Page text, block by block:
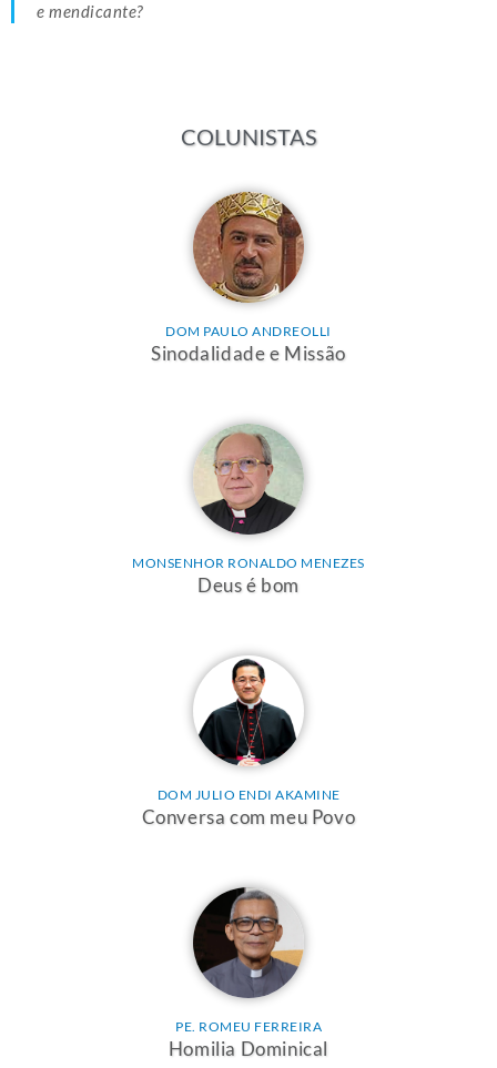
e mendicante?
COLUNISTAS
DOM PAULO ANDREOLLI
Sinodalidade e Missão
MONSENHOR RONALDO MENEZES
Deus é bom
DOM JULIO ENDI AKAMINE
Conversa com meu Povo
PE. ROMEU FERREIRA
Homilia Dominical